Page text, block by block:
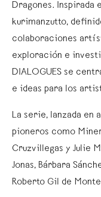
Dragones. Inspirada
kurimanzutto,
colaboraciones
exploración e
DIALOGUES se
e ideas para los
La serie, lanzada en
pioneros como
Cruzvillegas y Julie
Jonas, Bárbara
Roberto Gil de